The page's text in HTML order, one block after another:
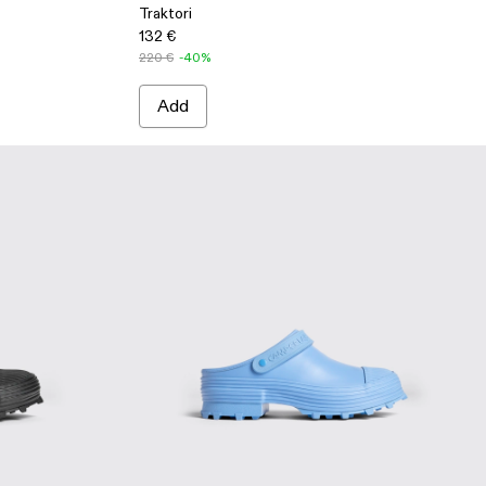
Traktori
132 €
220 € -40%
Add